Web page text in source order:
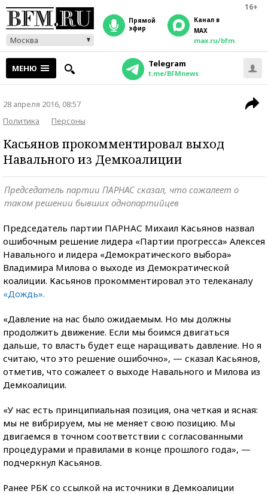
16+
Москва
прямой
эфир
Канал в
MAX
max.ru/bfm
МЕНЮ Telegram
t.me/BFMnews
28 апреля 2016, 08:57
Политика
Персоны
Касьянов прокомментировал выход
Навального из Демкоалиции
Председатель партии ПАРНАС сказал, что сожалеет о
таком решении бывших однопартийцев
Председатель партии ПАРНАС Михаил Касьянов назвал
ошибочным решение лидера «Партии прогресса» Алексея
Навального и лидера «Демократического выбора»
Владимира Милова о выходе из Демократической
коалиции. Касьянов прокомментировал это телеканалу
«Дождь».
«Давление на нас было ожидаемым. Но мы должны
продолжить движение. Если мы боимся двигаться
дальше, то власть будет еще наращивать давление. Но я
считаю, что это решение ошибочно», — сказал Касьянов,
отметив, что сожалеет о выходе Навального и Милова из
Демкоалиции.
«У нас есть принципиальная позиция, она четкая и ясная:
мы не вибрируем, мы не меняет свою позицию. Мы
двигаемся в точном соответствии с согласованными
процедурами и правилами в конце прошлого года», —
подчеркнул Касьянов.
Ранее РБК со ссылкой на источники в Демкоалиции